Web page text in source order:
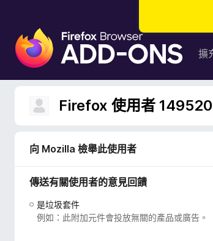
F
i
e
擴
Firefox 使用者
向 Mozilla 檢舉此使用者
傳送有關使用者的意見回饋
是垃圾套件
例如：此附加元件會投放無關的產品或廣告。